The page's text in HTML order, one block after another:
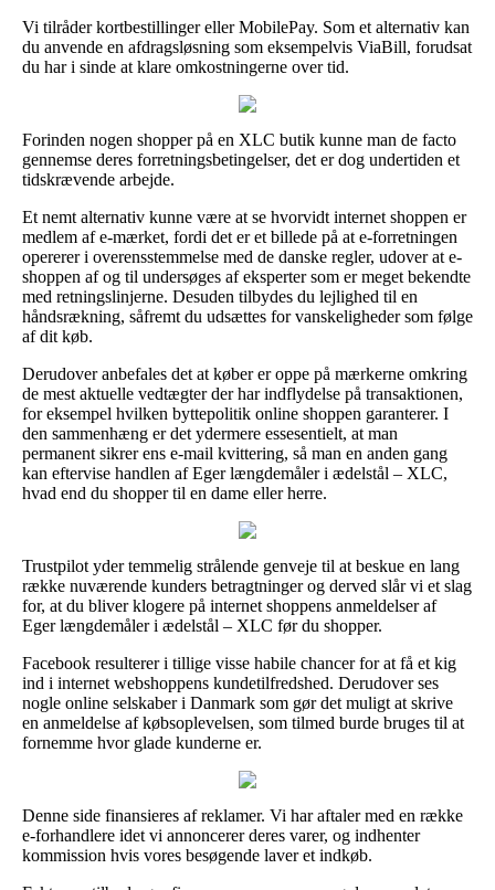
Vi tilråder kortbestillinger eller MobilePay. Som et alternativ kan
du anvende en afdragsløsning som eksempelvis ViaBill, forudsat
du har i sinde at klare omkostningerne over tid.
Forinden nogen shopper på en XLC butik kunne man de facto
gennemse deres forretningsbetingelser, det er dog undertiden et
tidskrævende arbejde.
Et nemt alternativ kunne være at se hvorvidt internet shoppen er
medlem af e-mærket, fordi det er et billede på at e-forretningen
opererer i overensstemmelse med de danske regler, udover at e-
shoppen af og til undersøges af eksperter som er meget bekendte
med retningslinjerne. Desuden tilbydes du lejlighed til en
håndsrækning, såfremt du udsættes for vanskeligheder som følge
af dit køb.
Derudover anbefales det at køber er oppe på mærkerne omkring
de mest aktuelle vedtægter der har indflydelse på transaktionen,
for eksempel hvilken byttepolitik online shoppen garanterer. I
den sammenhæng er det ydermere essesentielt, at man
permanent sikrer ens e-mail kvittering, så man en anden gang
kan eftervise handlen af Eger længdemåler i ædelstål – XLC,
hvad end du shopper til en dame eller herre.
Trustpilot yder temmelig strålende genveje til at beskue en lang
række nuværende kunders betragtninger og derved slår vi et slag
for, at du bliver klogere på internet shoppens anmeldelser af
Eger længdemåler i ædelstål – XLC før du shopper.
Facebook resulterer i tillige visse habile chancer for at få et kig
ind i internet webshoppens kundetilfredshed. Derudover ses
nogle online selskaber i Danmark som gør det muligt at skrive
en anmeldelse af købsoplevelsen, som tilmed burde bruges til at
fornemme hvor glade kunderne er.
Denne side finansieres af reklamer. Vi har aftaler med en række
e-forhandlere idet vi annoncerer deres varer, og indhenter
kommission hvis vores besøgende laver et indkøb.